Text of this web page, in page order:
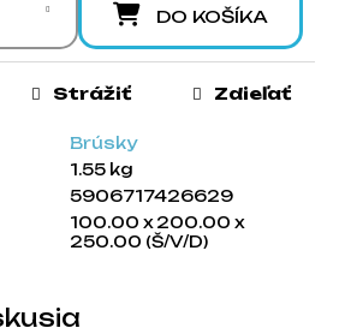
DO KOŠÍKA
Brúsky
1.55 kg
5906717426629
100.00 x 200.00 x
250.00 (Š/V/D)
Strážiť Zdieľať